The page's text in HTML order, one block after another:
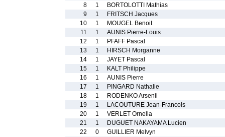
8
1
BORTOLOTTI Mathias
9
1
FRITSCH Jacques
10
1
MOUGEL Benoit
11
1
AUNIS Pierre-Louis
12
1
PFAFF Pascal
13
1
HIRSCH Morganne
14
1
JAYET Pascal
15
1
KALT Philippe
16
1
AUNIS Pierre
17
1
PINGARD Nathalie
18
1
RODENKO Arsenii
19
1
LACOUTURE Jean-Francois
20
1
VERLET Ornella
21
1
DUGUET NAKAYAMA Lucien
22
0
GUILLIER Melvyn